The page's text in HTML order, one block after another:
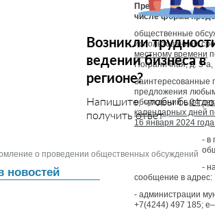
Возникли
ведении бизнеса в
регионе?
Напишите, чтобы быстро
получить ответ
о проведении общественных обсуждений
новостей
Предполагаемая
числе форма
общественные
использованием
местному времени
Пограничная, д. 5-
Заинтересованные
предложения
обсуждений с04
календарных дней
16 января 2024
- в
-
сообщение в адрес:
- администрации
+7(4244) 497 185;